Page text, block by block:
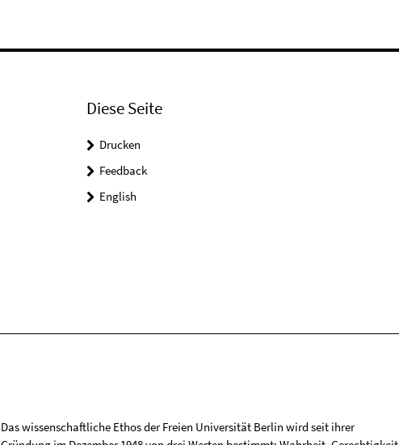
Diese Seite
Drucken
Feedback
English
Das wissenschaftliche Ethos der Freien Universität Berlin wird seit ihrer